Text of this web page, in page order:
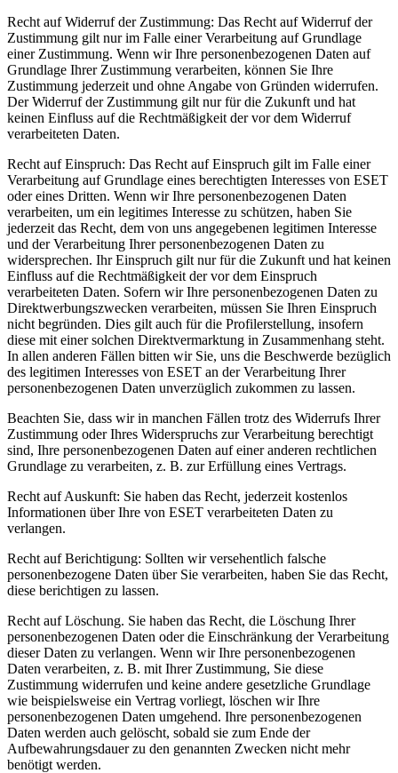
Recht auf Widerruf der Zustimmung: Das Recht auf Widerruf der
Zustimmung gilt nur im Falle einer Verarbeitung auf Grundlage
einer Zustimmung. Wenn wir Ihre personenbezogenen Daten auf
Grundlage Ihrer Zustimmung verarbeiten, können Sie Ihre
Zustimmung jederzeit und ohne Angabe von Gründen widerrufen.
Der Widerruf der Zustimmung gilt nur für die Zukunft und hat
keinen Einfluss auf die Rechtmäßigkeit der vor dem Widerruf
verarbeiteten Daten.
Recht auf Einspruch: Das Recht auf Einspruch gilt im Falle einer
Verarbeitung auf Grundlage eines berechtigten Interesses von ESET
oder eines Dritten. Wenn wir Ihre personenbezogenen Daten
verarbeiten, um ein legitimes Interesse zu schützen, haben Sie
jederzeit das Recht, dem von uns angegebenen legitimen Interesse
und der Verarbeitung Ihrer personenbezogenen Daten zu
widersprechen. Ihr Einspruch gilt nur für die Zukunft und hat keinen
Einfluss auf die Rechtmäßigkeit der vor dem Einspruch
verarbeiteten Daten. Sofern wir Ihre personenbezogenen Daten zu
Direktwerbungszwecken verarbeiten, müssen Sie Ihren Einspruch
nicht begründen. Dies gilt auch für die Profilerstellung, insofern
diese mit einer solchen Direktvermarktung in Zusammenhang steht.
In allen anderen Fällen bitten wir Sie, uns die Beschwerde bezüglich
des legitimen Interesses von ESET an der Verarbeitung Ihrer
personenbezogenen Daten unverzüglich zukommen zu lassen.
Beachten Sie, dass wir in manchen Fällen trotz des Widerrufs Ihrer
Zustimmung oder Ihres Widerspruchs zur Verarbeitung berechtigt
sind, Ihre personenbezogenen Daten auf einer anderen rechtlichen
Grundlage zu verarbeiten, z. B. zur Erfüllung eines Vertrags.
Recht auf Auskunft: Sie haben das Recht, jederzeit kostenlos
Informationen über Ihre von ESET verarbeiteten Daten zu
verlangen.
Recht auf Berichtigung: Sollten wir versehentlich falsche
personenbezogene Daten über Sie verarbeiten, haben Sie das Recht,
diese berichtigen zu lassen.
Recht auf Löschung. Sie haben das Recht, die Löschung Ihrer
personenbezogenen Daten oder die Einschränkung der Verarbeitung
dieser Daten zu verlangen. Wenn wir Ihre personenbezogenen
Daten verarbeiten, z. B. mit Ihrer Zustimmung, Sie diese
Zustimmung widerrufen und keine andere gesetzliche Grundlage
wie beispielsweise ein Vertrag vorliegt, löschen wir Ihre
personenbezogenen Daten umgehend. Ihre personenbezogenen
Daten werden auch gelöscht, sobald sie zum Ende der
Aufbewahrungsdauer zu den genannten Zwecken nicht mehr
benötigt werden.